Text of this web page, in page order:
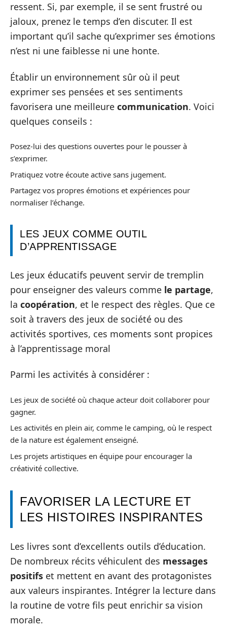
ressent. Si, par exemple, il se sent frustré ou
jaloux, prenez le temps d’en discuter. Il est
important qu’il sache qu’exprimer ses émotions
n’est ni une faiblesse ni une honte.
Établir un environnement sûr où il peut
exprimer ses pensées et ses sentiments
favorisera une meilleure communication. Voici
quelques conseils :
Posez-lui des questions ouvertes pour le pousser à
s’exprimer.
Pratiquez votre écoute active sans jugement.
Partagez vos propres émotions et expériences pour
normaliser l’échange.
LES JEUX COMME OUTIL
D’APPRENTISSAGE
Les jeux éducatifs peuvent servir de tremplin
pour enseigner des valeurs comme le partage,
la coopération, et le respect des règles. Que ce
soit à travers des jeux de société ou des
activités sportives, ces moments sont propices
à l’apprentissage moral
Parmi les activités à considérer :
Les jeux de société où chaque acteur doit collaborer pour
gagner.
Les activités en plein air, comme le camping, où le respect
de la nature est également enseigné.
Les projets artistiques en équipe pour encourager la
créativité collective.
FAVORISER LA LECTURE ET
LES HISTOIRES INSPIRANTES
Les livres sont d’excellents outils d’éducation.
De nombreux récits véhiculent des messages
positifs et mettent en avant des protagonistes
aux valeurs inspirantes. Intégrer la lecture dans
la routine de votre fils peut enrichir sa vision
morale.